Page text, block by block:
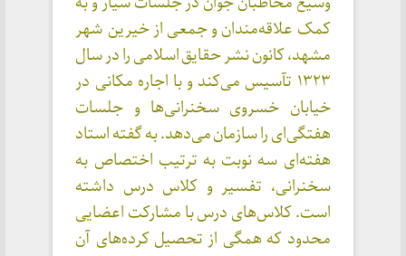
کمک علاقه‌مندان و جمعی از خیرین شهر
مشهد، کانون نشر حقایق اسلامی را در سال
۱۳۲۳ تآسیس می‌کند و با اجاره مکانی در
خیابان خسروی سخنرانی‌ها و جلسات
هفتگی‌ای را سازمان می‌دهد. به گفته استاد
هفته‌ای سه نوبت به ترتیب اختصاص به
سخنرانی، تفسیر و کلاس درس داشته
است. کلاس‌های درس با مشارکت اعضایی
محدود که همگی از تحصیل کرده‌های آن